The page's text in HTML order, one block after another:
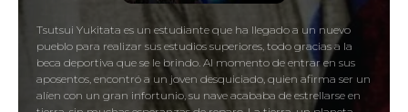
Tsutsui Yukitata es un estudiante que ha llegado a un nuevo
pueblo para realizar sus estudios superiores, todo gracias a la
beca deportiva que se le brindo. Al momento de entrar en sus
aposentos, encontró a un joven desquiciado, quien afirma ser un
alíen con un gran infortunio, su nave acababa de estrellarse en